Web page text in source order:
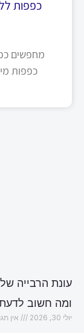
כפפות
מחפשים
כפפות
עונת הרבייה
ומה חשוב
יולי 30, 2026 אין